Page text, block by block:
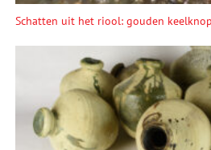
Schatten uit het riool: gouden